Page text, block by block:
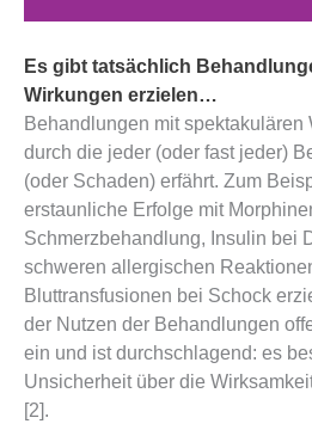
Es gibt tatsächlich
Wirkungen erzielen…
Behandlungen mit spektakulären
durch die jeder (oder fast jeder)
(oder Schaden) erfährt. Zum
erstaunliche Erfolge mit
Schmerzbehandlung, Insulin bei
schweren allergischen
Bluttransfusionen bei Schock
der Nutzen der Behandlungen
ein und ist durchschlagend: es
Unsicherheit über die
[2].